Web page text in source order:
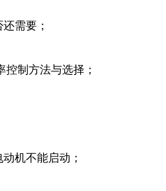
需要；
制方法与选择；
机不能启动；